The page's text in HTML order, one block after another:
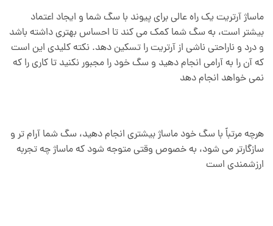
ماساژ آرتریت یک راه عالی برای پیوند با سگ شما و ایجاد اعتماد
بیشتر است، به سگ شما کمک می کند تا احساس بهتری داشته باشد
و درد و ناراحتی ناشی از آرتریت را تسکین دهد. نکته کلیدی این است
که آن را به آرامی انجام دهید و سگ خود را مجبور نکنید تا کاری را که
نمی خواهد انجام دهد
هرچه مرتباً با سگ خود ماساژ بیشتری انجام دهید، سگ شما آرام تر و
سازگارتر می شود، به خصوص وقتی متوجه شود که ماساژ چه تجربه
ارزشمندی است